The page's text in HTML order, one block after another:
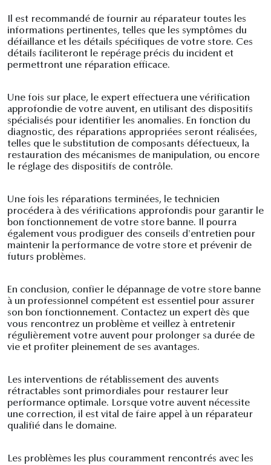
Il est recommandé de fournir au réparateur toutes les
informations pertinentes, telles que les symptômes du
défaillance et les détails spécifiques de votre store. Ces
détails faciliteront le repérage précis du incident et
permettront une réparation efficace.
Une fois sur place, le expert effectuera une vérification
approfondie de votre auvent, en utilisant des dispositifs
spécialisés pour identifier les anomalies. En fonction du
diagnostic, des réparations appropriées seront réalisées,
telles que le substitution de composants défectueux, la
restauration des mécanismes de manipulation, ou encore
le réglage des dispositifs de contrôle.
Une fois les réparations terminées, le technicien
procédera à des vérifications approfondis pour garantir le
bon fonctionnement de votre store banne. Il pourra
également vous prodiguer des conseils d'entretien pour
maintenir la performance de votre store et prévenir de
futurs problèmes.
En conclusion, confier le dépannage de votre store banne
à un professionnel compétent est essentiel pour assurer
son bon fonctionnement. Contactez un expert dès que
vous rencontrez un problème et veillez à entretenir
régulièrement votre auvent pour prolonger sa durée de
vie et profiter pleinement de ses avantages.
Les interventions de rétablissement des auvents
rétractables sont primordiales pour restaurer leur
performance optimale. Lorsque votre auvent nécessite
une correction, il est vital de faire appel à un réparateur
qualifié dans le domaine.
Les problèmes les plus couramment rencontrés avec les